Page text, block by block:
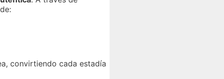
convirtiendo cada estadía